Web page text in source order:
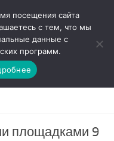
площадками 9
посещения сайта
с тем, что мы
данные с
программ.